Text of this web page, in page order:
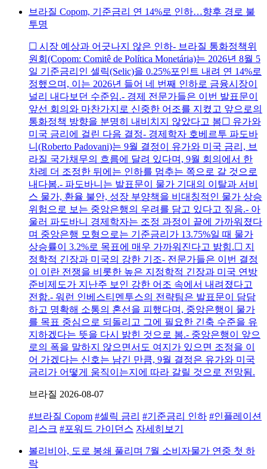
브라질 Copom, 기준금리 연 14%로 인하…향후 경로 불
투명
☐ 시장 예상과 어긋나지 않은 인하- 브라질 통화정책위
원회(Copom: Comitê de Política Monetária)는 2026년 8월 5
일 기준금리인 셀릭(Selic)을 0.25%포인트 내려 연 14%로
정했으며, 이는 2026년 들어 네 번째 인하로 금융시장이
널리 내다보던 수준임.- 경제 전문가들은 이번 발표문이
앞선 회의와 마찬가지로 신중한 어조를 지켰고 앞으로의
통화정책 방향을 분명히 내비치지 않았다고 봄☐ 유가와
미국 금리에 걸린 다음 결정- 경제학자 호베르투 파도바
니(Roberto Padovani)는 9월 결정이 유가와 미국 금리, 브
라질 국가채무의 흐름에 달려 있다며, 9월 회의에서 한
차례 더 조정한 뒤에는 인하를 멈추는 쪽으로 갈 것으로
내다봄.- 파도바니는 발표문이 물가 기대의 이탈과 서비
스 물가, 환율 불안, 성장 부양책을 비대칭적인 물가 상승
위험으로 보는 중앙은행의 우려를 담고 있다고 짚음.- 아
울러 파도바니 경제학자는 조정 과정이 끝에 가까워졌다
며 중앙은행 모형으로는 기준금리가 13.75%일 때 물가
상승률이 3.2%로 목표에 매우 가까워진다고 밝힘.☐ 지
정학적 긴장과 미국의 강한 기조- 전문가들은 이번 결정
이 이란 전쟁을 비롯한 높은 지정학적 긴장과 미국 연방
준비제도가 지난주 보인 강한 어조 속에서 내려졌다고
전함.- 워런 인베스티멘투스의 전략팀은 발표문이 담담
하고 명확해 소통의 혼선을 피했다며, 중앙은행이 물가
를 목표 중심으로 되돌리고 그에 필요한 긴축 수준을 유
지하겠다는 뜻을 다시 밝힌 것으로 봄.- 중앙은행이 앞으
로의 폭을 말하지 않으면서도 여지가 있으면 조정을 이
어 가겠다는 신호는 남긴 만큼, 9월 결정은 유가와 미국
금리가 어떻게 움직이는지에 따라 갈릴 것으로 전망됨.
브라질 2026-08-07
#브라질 Copom #셀릭 금리 #기준금리 인하 #인플레이션
리스크 #포워드 가이던스 자세히보기
볼리비아, 도로 봉쇄 풀리며 7월 소비자물가 연중 첫 하
락